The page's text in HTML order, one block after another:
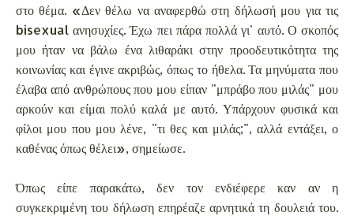
στο θέμα. «Δεν θέλω να αναφερθώ στη δήλωσή μου για τις
bisexual ανησυχίες. Έχω πει πάρα πολλά γι' αυτό. Ο σκοπός
μου ήταν να βάλω ένα λιθαράκι στην προοδευτικότητα της
κοινωνίας και έγινε ακριβώς, όπως το ήθελα. Τα μηνύματα που
έλαβα από ανθρώπους που μου είπαν "μπράβο που μιλάς" μου
αρκούν και είμαι πολύ καλά με αυτό. Υπάρχουν φυσικά και
φίλοι μου που μου λένε, "τι θες και μιλάς;", αλλά εντάξει, ο
καθένας όπως θέλει», σημείωσε.
Όπως είπε παρακάτω, δεν τον ενδιέφερε καν αν η
συγκεκριμένη του δήλωση επηρέαζε αρνητικά τη δουλειά του.